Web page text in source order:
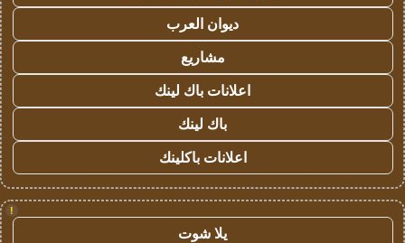
ديوان العرب
مشاريع
اعلانات باك لينك
باك لينك
اعلانات باكلينك
!
يلا شوت